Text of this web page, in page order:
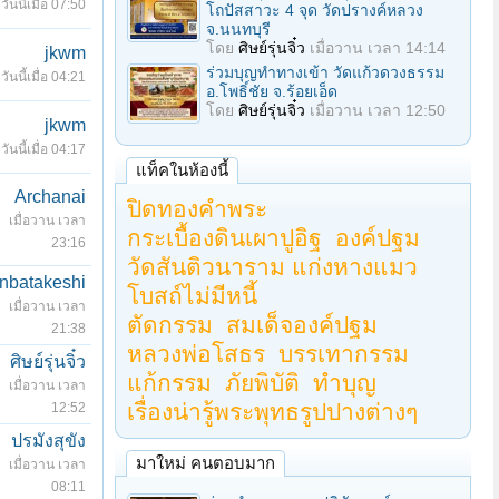
วันนี้เมื่อ 07:50
jkwm
วันนี้เมื่อ 04:21
jkwm
วันนี้เมื่อ 04:17
Archanai
เมื่อวาน เวลา
23:16
เมื่อวาน เวลา
21:38
ศิษย์รุ่นจิ๋ว
เมื่อวาน เวลา
12:52
ปรมังสุขัง
เมื่อวาน เวลา
08:11
โถปัสสาวะ 4 จุด วัดปรางค์หลวง
จ.นนทบุรี
โดย ศิษย์รุ่นจิ๋ว เมื่อวาน เวลา 14:14
ร่วมบุญทําทางเข้า วัดแก้วดวงธรรม
อ.โพธิ์ชัย จ.ร้อยเอ็ด
โดย ศิษย์รุ่นจิ๋ว เมื่อวาน เวลา 12:50
แท็คในห้องนี้
ปิดทองคำพระ
กระเบื้องดินเผาปูอิฐ
องค์ปฐม
วัดสันติวนาราม แก่งหางแมว
โบสถ์ไม่มีหนี้
ตัดกรรม
สมเด็จองค์ปฐม
หลวงพ่อโสธร บรรเทากรรม
แก้กรรม
ภัยพิบัติ ทำบุญ
เรื่องน่ารู้พระพุทธรูปปางต่างๆ
มาใหม่ คนตอบมาก